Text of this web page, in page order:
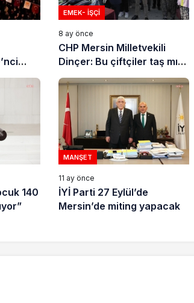
EMEK- İŞÇI
8 ay önce
CHP Mersin Milletvekili
Dinçer: Bu çiftçiler taş mı
yiyecek?
140
MANŞET
11 ay önce
İYİ Parti 27 Eylül’de
Mersin’de miting yapacak